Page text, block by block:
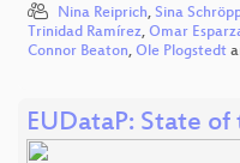
Nina Reiprich, Sina
Trinidad Ramírez, Omar
Connor Beaton, Ole Plogstedt
EUDataP: State